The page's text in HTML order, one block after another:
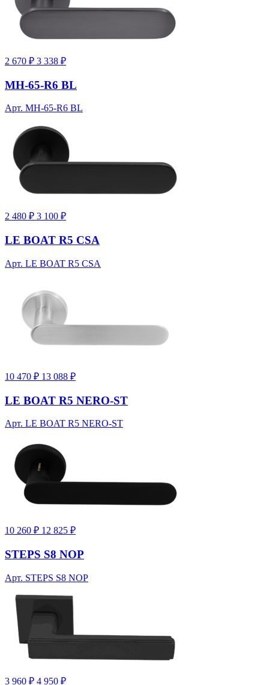
2 670 ₽ 3 338 ₽
MH-65-R6 BL
Арт. MH-65-R6 BL
2 480 ₽ 3 100 ₽
LE BOAT R5 CSA
Арт. LE BOAT R5 CSA
10 470 ₽ 13 088 ₽
LE BOAT R5 NERO-ST
Арт. LE BOAT R5 NERO-ST
10 260 ₽ 12 825 ₽
STEPS S8 NOP
Арт. STEPS S8 NOP
3 960 ₽ 4 950 ₽